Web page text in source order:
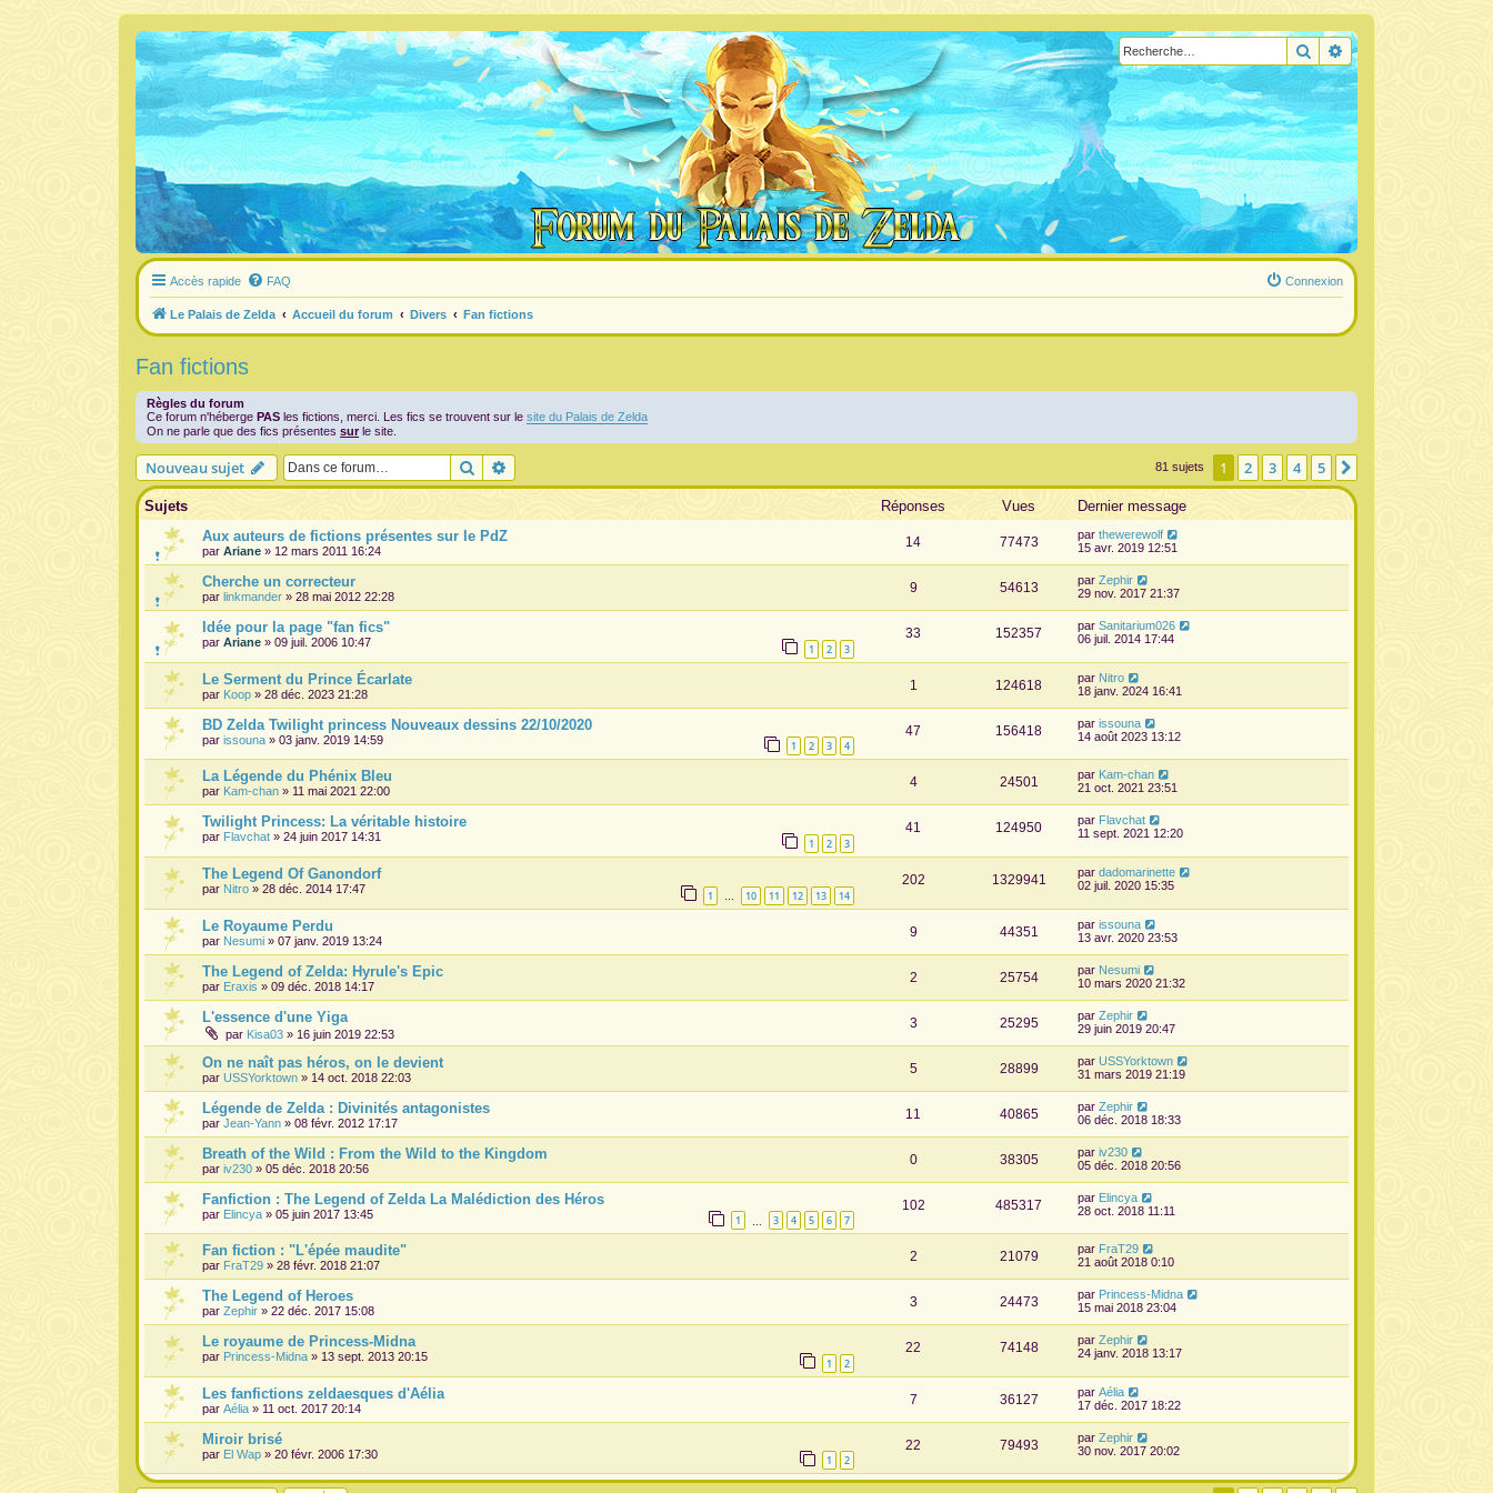
RechercherRecherche avancée
Accès rapide FAQ Connexion
Le Palais de Zelda Accueil du forum Divers Fan fictions
Fan fictions
Règles du forum
Ce forum n'héberge PAS les fictions, merci. Les fics se trouvent sur le site du Palais de Zelda
On ne parle que des fics présentes surle site.
Nouveau sujet Rechercher 81 sujets 1 2 3 4 5
Sujets Réponses Vues
Dernier message
Aux auteurs de fictions présentes sur le PdZ
par Ariane » 12 mars 2011 16:24
14 77473 par thewerewolf
15 avr. 2019 12:51
Cherche un correcteur
par linkmander » 28 mai 2012 22:28
9 54613 par Zephir
29 nov. 2017 21:37
Idée pour la page "fan fics"
par Ariane » 09 juil. 2006 10:47 1 2 3
33 152357 par Sanitarium026
06 juil. 2014 17:44
Le Serment du Prince Écarlate
par Koop » 28 déc. 2023 21:28
1 124618 par Nitro
18 janv. 2024 16:41
BD Zelda Twilight princess Nouveaux dessins 22/10/2020
par issouna » 03 janv. 2019 14:59 1 2 3 4
47 156418 par issouna
14 août 2023 13:12
La Légende du Phénix Bleu
par Kam-chan » 11 mai 2021 22:00
4 24501 par Kam-chan
21 oct. 2021 23:51
Twilight Princess: La véritable histoire
par Flavchat » 24 juin 2017 14:31 1 2 3
41 124950 par Flavchat
11 sept. 2021 12:20
The Legend Of Ganondorf
par Nitro » 28 déc. 2014 17:47 1 … 10 11 12 13 14
202 1329941 par dadomarinette
02 juil. 2020 15:35
Le Royaume Perdu
par Nesumi » 07 janv. 2019 13:24
9 44351 par issouna
13 avr. 2020 23:53
The Legend of Zelda: Hyrule's Epic
par Eraxis » 09 déc. 2018 14:17
2 25754 par Nesumi
10 mars 2020 21:32
L'essence d'une Yiga
par Kisa03 » 16 juin 2019 22:53
3 25295 par Zephir
29 juin 2019 20:47
On ne naît pas héros, on le devient
par USSYorktown » 14 oct. 2018 22:03
5 28899 par USSYorktown
31 mars 2019 21:19
Légende de Zelda : Divinités antagonistes
par Jean-Yann » 08 févr. 2012 17:17
11 40865 par Zephir
06 déc. 2018 18:33
Breath of the Wild : From the Wild to the Kingdom
par iv230 » 05 déc. 2018 20:56
0 38305 par iv230
05 déc. 2018 20:56
Fanfiction : The Legend of Zelda La Malédiction des Héros
par Elincya » 05 juin 2017 13:45 1 3 4 5 6 7
102 485317 par Elincya
28 oct. 2018 11:11
Fan fiction : "L'épée maudite"
par FraT29 » 28 févr. 2018 21:07
2 21079 par FraT29
21 août 2018 0:10
The Legend of Heroes
par Zephir » 22 déc. 2017 15:08
3 24473 par Princess-Midna
15 mai 2018 23:04
Le royaume de Princess-Midna
par Princess-Midna » 13 sept. 2013 20:15 1 2
22 74148 par Zephir
24 janv. 2018 13:17
Les fanfictions zeldaesques d'Aélia
par Aélia » 11 oct. 2017 20:14
7 36127 par Aélia
17 déc. 2017 18:22
Miroir brisé
par El Wap » 20 févr. 2006 17:30 1 2
22 79493 par Zephir
30 nov. 2017 20:02